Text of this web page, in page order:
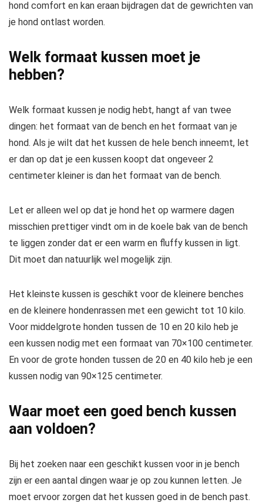
hond comfort en kan eraan bijdragen dat de gewrichten van
je hond ontlast worden.
Welk formaat kussen moet je
hebben?
Welk formaat kussen je nodig hebt, hangt af van twee
dingen: het formaat van de bench en het formaat van je
hond. Als je wilt dat het kussen de hele bench inneemt, let
er dan op dat je een kussen koopt dat ongeveer 2
centimeter kleiner is dan het formaat van de bench.
Let er alleen wel op dat je hond het op warmere dagen
misschien prettiger vindt om in de koele bak van de bench
te liggen zonder dat er een warm en fluffy kussen in ligt.
Dit moet dan natuurlijk wel mogelijk zijn.
Het kleinste kussen is geschikt voor de kleinere benches
en de kleinere hondenrassen met een gewicht tot 10 kilo.
Voor middelgrote honden tussen de 10 en 20 kilo heb je
een kussen nodig met een formaat van 70×100 centimeter.
En voor de grote honden tussen de 20 en 40 kilo heb je een
kussen nodig van 90×125 centimeter.
Waar moet een goed bench kussen
aan voldoen?
Bij het zoeken naar een geschikt kussen voor in je bench
zijn er een aantal dingen waar je op zou kunnen letten. Je
moet ervoor zorgen dat het kussen goed in de bench past.